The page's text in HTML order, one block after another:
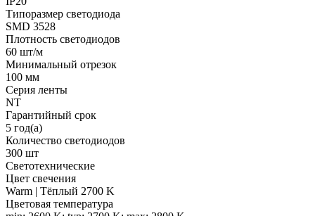
Типоразмер светодиода
SMD 3528
Плотность светодиодов
60 шт/м
Минимальный отрезок
100 мм
Серия ленты
NT
Гарантийный срок
5 год(а)
Количество светодиодов
300 шт
Светотехнические
Цвет свечения
Warm | Тёплый 2700 K
Цветовая температура